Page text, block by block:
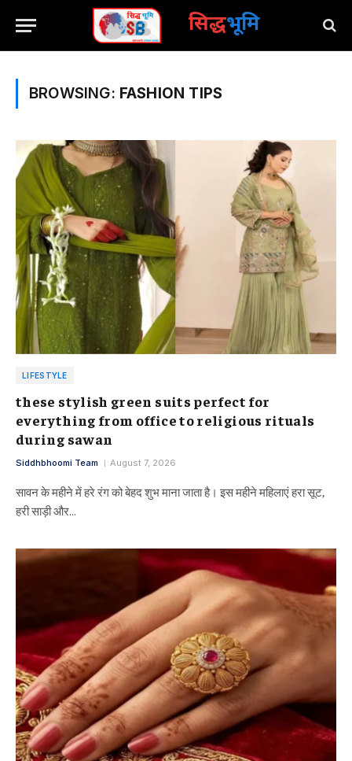
सिद्धभूमि
BROWSING: FASHION TIPS
LIFESTYLE
these stylish green suits perfect for
everything from office to religious rituals
during sawan
Siddhbhoomi Team August 7, 2026
सावन के महीने में हरे रंग को बेहद शुभ माना जाता है। इस महीने महिलाएं हरा सूट,
हरी साड़ी और…